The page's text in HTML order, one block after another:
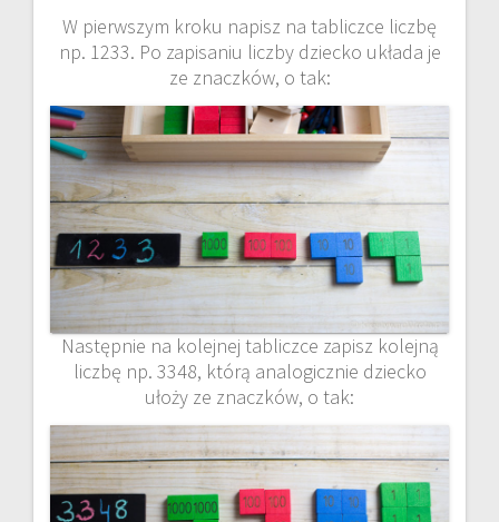
W pierwszym kroku napisz na tabliczce liczbę
np. 1233. Po zapisaniu liczby dziecko układa je
ze znaczków, o tak:
Następnie na kolejnej tabliczce zapisz kolejną
liczbę np. 3348, którą analogicznie dziecko
ułoży ze znaczków, o tak: